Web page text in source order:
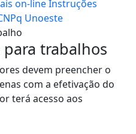
on-line Instruções
Unoeste
trabalhos
devem preencher o
com a efetivação do
terá acesso aos